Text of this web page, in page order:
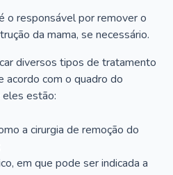
o responsável por remover o
da mama, se necessário.
diversos tipos de tratamento
acordo com o quadro do
estão:
a cirurgia de remoção do
em que pode ser indicada a